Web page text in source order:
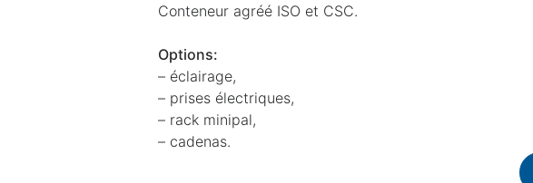
Conteneur agréé ISO et CSC.
Options:
– éclairage,
– prises électriques,
– rack minipal,
– cadenas.